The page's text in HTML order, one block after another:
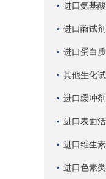
进口氨基
进口酶试剂
进口蛋白
其他生化
进口缓冲
进口表面
进口维生
进口色素